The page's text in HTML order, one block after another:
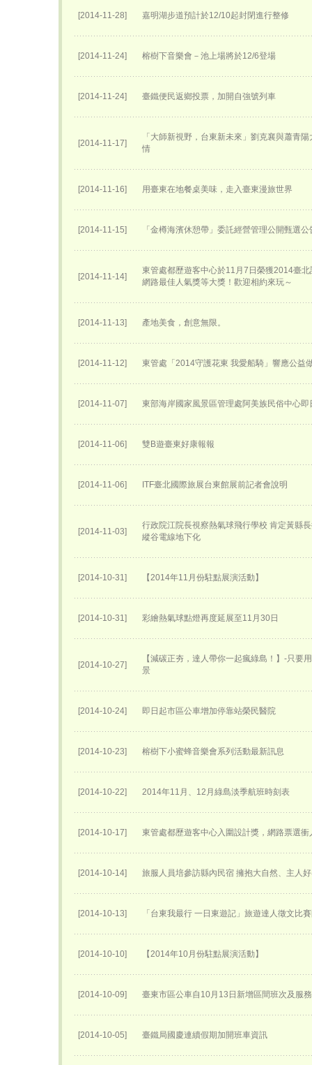
[2014-11-28] 嘉明湖步道預計於12/10起封閉進行整修
[2014-11-24] 榕樹下音樂會－池上場將於12/6登場
[2014-11-24] 臺鐵便民返鄉投票，加開自強號列車
[2014-11-17]
「大師新視野，台東新未來」劉克襄與蕭青
情
[2014-11-16] 用臺東在地餐桌美味，走入臺東漫旅世界
[2014-11-15] 「金樽海濱休憩帶」委託經營管理公開甄選公
[2014-11-14]
東管處都歷遊客中心於11月7日榮獲2014臺
網路最佳人氣獎等大獎！歡迎相約來玩～
[2014-11-13] 產地美食，創意無限。
[2014-11-12] 東管處「2014守護花東 我愛船騎」響應公益
[2014-11-07] 東部海岸國家風景區管理處阿美族民俗中心
[2014-11-06] 雙B遊臺東好康報報
[2014-11-06] ITF臺北國際旅展台東館展前記者會說明
[2014-11-03]
行政院江院長視察熱氣球飛行學校 肯定黃縣
縱谷電線地下化
[2014-10-31] 【2014年11月份駐點展演活動】
[2014-10-31] 彩繪熱氣球點燈再度延展至11月30日
[2014-10-27]
【減碳正夯，達人帶你一起瘋綠島！】-只要
景
[2014-10-24] 即日起市區公車增加停靠站榮民醫院
[2014-10-23] 榕樹下小蜜蜂音樂會系列活動最新訊息
[2014-10-22] 2014年11月、12月綠島淡季航班時刻表
[2014-10-17] 東管處都歷遊客中心入圍設計獎，網路票選衝
[2014-10-14] 旅服人員培參訪縣內民宿 擁抱大自然、主人
[2014-10-13] 「台東我最行 一日東遊記」旅遊達人徵文比
[2014-10-10] 【2014年10月份駐點展演活動】
[2014-10-09] 臺東市區公車自10月13日新增區間班次及服
[2014-10-05] 臺鐵局國慶連續假期加開班車資訊